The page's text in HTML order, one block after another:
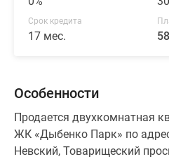
Срок кредита
17 мес.
Особенности
Продается двухкомнатная
ЖК «Дыбенко Парк» по
Невский, Товарищеский